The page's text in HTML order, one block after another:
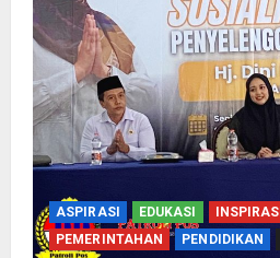
ASPIRASI EDUKASI INSPIRASI
PEMERINTAHAN
PENDIDIKAN